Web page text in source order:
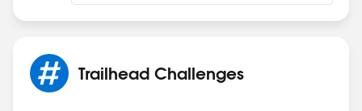
Trailhead Challenges